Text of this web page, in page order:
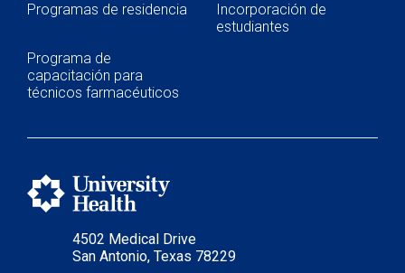
4502 Medical Drive
San Antonio, Texas 78229
Programas de residencia
Incorporación de
estudiantes
Programa de
capacitación para
técnicos farmacéuticos